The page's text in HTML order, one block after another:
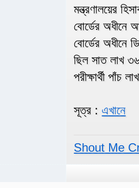
মন্ত্রণালয়ের
বোর্ডের অধীনে
বোর্ডের অধীনে
ছিল সাত লাখ
পরীক্ষার্থী
সূত্র :এখানে
Shout Me